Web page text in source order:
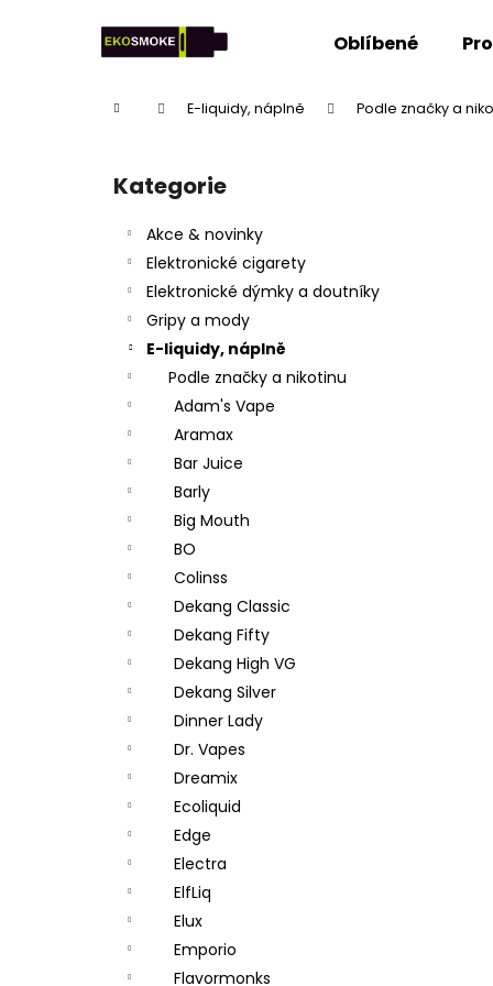
Oblíbené
Domů E-liquidy, náplně Podle značky a
Přeskočit
kategorie
Kategorie
Akce & novinky
Elektronické cigarety
Elektronické dýmky a doutníky
Gripy a mody
E-liquidy, náplně
Podle značky a nikotinu
Adam's Vape
Aramax
Bar Juice
Barly
Big Mouth
BO
Colinss
Dekang Classic
Dekang Fifty
Dekang High VG
Dekang Silver
Dinner Lady
Dr. Vapes
Dreamix
Ecoliquid
Edge
Electra
ElfLiq
Elux
Emporio
Flavormonks
Zpět
Zpět
JOYETECH BF SS316 ATOMIZER 0,6OHM
48 Kč